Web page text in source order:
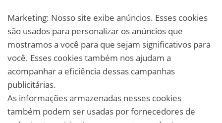
Marketing: Nosso site exibe anúncios. Esses cookies
são usados ​​para personalizar os anúncios que
mostramos a você para que sejam significativos para
você. Esses cookies também nos ajudam a
acompanhar a eficiência dessas campanhas
publicitárias.
As informações armazenadas nesses cookies
também podem ser usadas por fornecedores de